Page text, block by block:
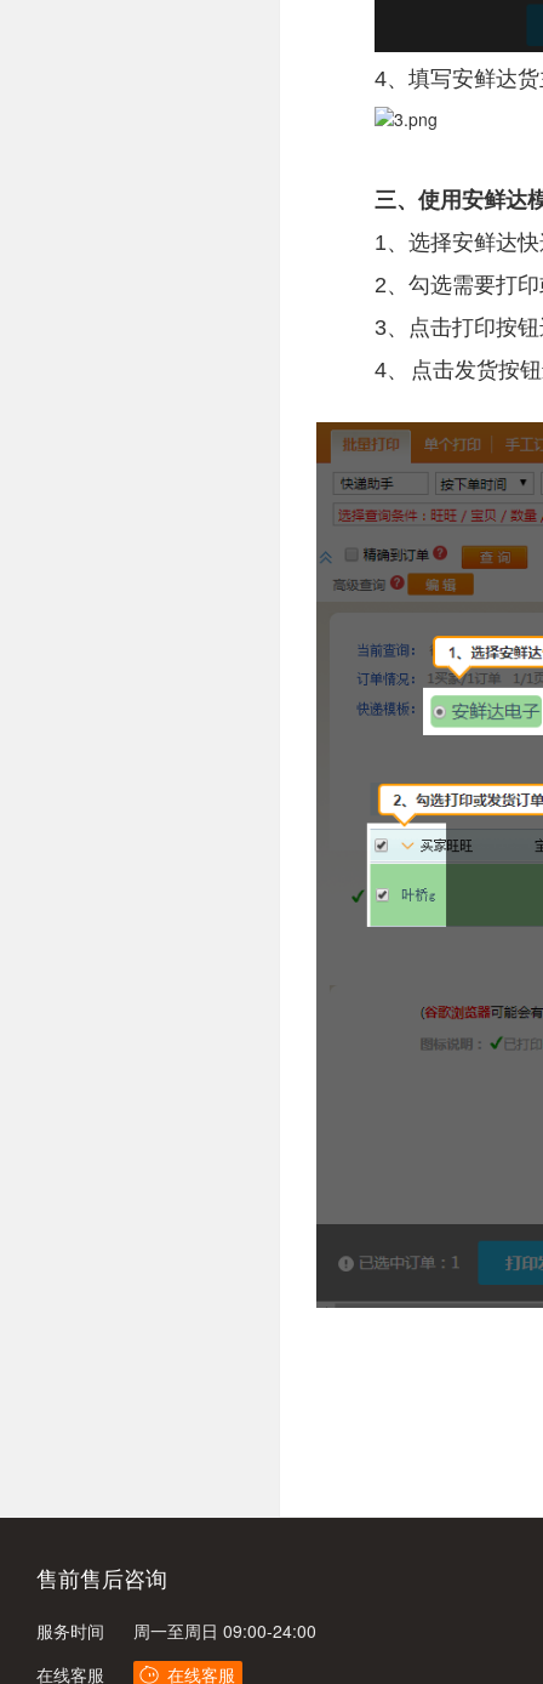
4、填写安鲜达
三、使用安鲜达
1、选择安鲜达
2、勾选需要打
3、点击打印按
4、
点击发货按
售前售后咨询
服务时间
周一至周日 09:00-24:00
在线客服